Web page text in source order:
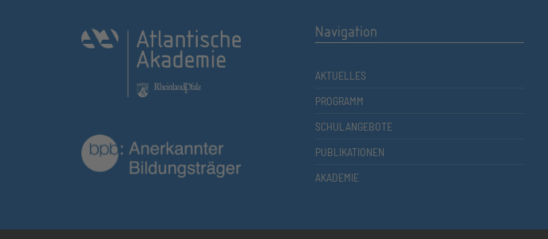
Navigation
AKTUELLES
PROGRAMM
SCHULANGEBOTE
PUBLIKATIONEN
AKADEMIE